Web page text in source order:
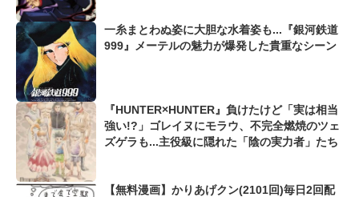
一糸まとわぬ姿に大胆な水着姿も...『銀河鉄道
999』メーテルの魅力が爆発した貴重なシーン
『HUNTER×HUNTER』負けたけど「実は相当
強い!?」ゴレイヌにモラウ、不完全燃焼のツェ
ズゲラも...主役級に隠れた「陰の実力者」たち
【無料漫画】かりあげクン(2101回)毎日2回配